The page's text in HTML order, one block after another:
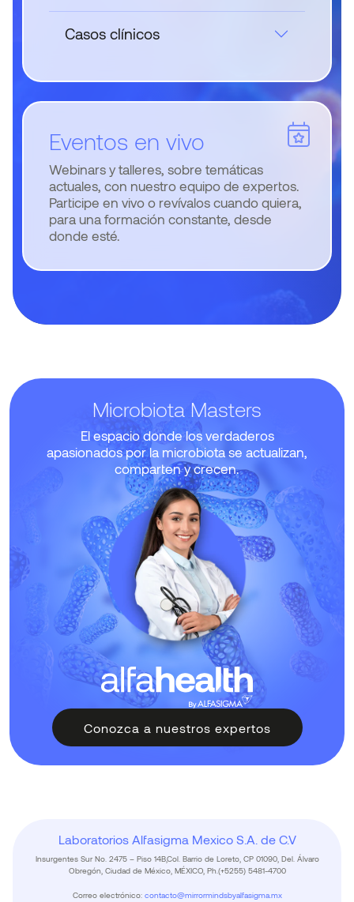
Casos clínicos
Eventos en vivo
Webinars y talleres, sobre temáticas
actuales, con nuestro equipo de expertos.
Participe en vivo o revívalos cuando quiera,
para una formación constante, desde
donde esté.
Microbiota Masters
El espacio donde los verdaderos
apasionados por la microbiota se actualizan,
comparten y crecen.
Conozca a nuestros expertos
Laboratorios Alfasigma Mexico S.A. de C.V
Insurgentes Sur No. 2475 – Piso 14B,Col. Barrio de Loreto, CP 01090, Del. Álvaro
Obregón, Ciudad de México, MÉXICO, Ph.(+5255) 5481-4700
Correo electrónico: contacto@mirrormindsbyalfasigma.mx